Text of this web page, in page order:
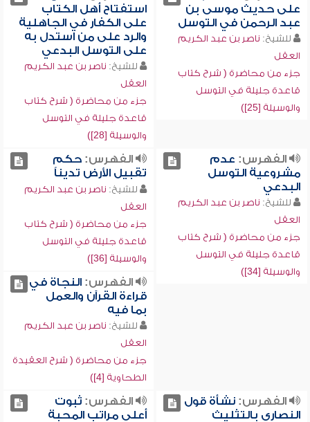
على حديث موسى بن
عبد الرحمن في التوسل
للشيخ: ناصر بن عبد الكريم
العقل
جزء من محاضرة ( شرح كتاب
قاعدة جليلة في التوسل
والوسيلة [25])
استفتاح أهل الكتاب
على الكفار في الجاهلية
والرد على من استدل به
على التوسل البدعي
للشيخ: ناصر بن عبد الكريم
العقل
جزء من محاضرة ( شرح كتاب
قاعدة جليلة في التوسل
والوسيلة [28])
الفهرس: عدم
مشروعية التوسل
البدعي
للشيخ: ناصر بن عبد الكريم
العقل
جزء من محاضرة ( شرح كتاب
قاعدة جليلة في التوسل
والوسيلة [34])
الفهرس:حكم
تقبيل الأرض تديناً
للشيخ: ناصر بن عبد الكريم
العقل
جزء من محاضرة ( شرح كتاب
قاعدة جليلة في التوسل
والوسيلة [36])
الفهرس:النجاة في
قراءة القرآن والعمل
بما فيه
للشيخ: ناصر بن عبد الكريم
العقل
جزء من محاضرة ( شرح العقيدة
الطحاوية [4])
الفهرس:نشأة قول
النصارى بالتثليث
الفهرس:ثبوت
أعلى مراتب المحبة